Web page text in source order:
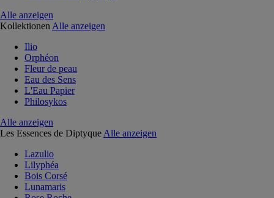
Alle anzeigen
Kollektionen Alle anzeigen
Ilio
Orphéon
Fleur de peau
Eau des Sens
L'Eau Papier
Philosykos
Alle anzeigen
Les Essences de Diptyque Alle anzeigen
Lazulio
Lilyphéa
Bois Corsé
Lunamaris